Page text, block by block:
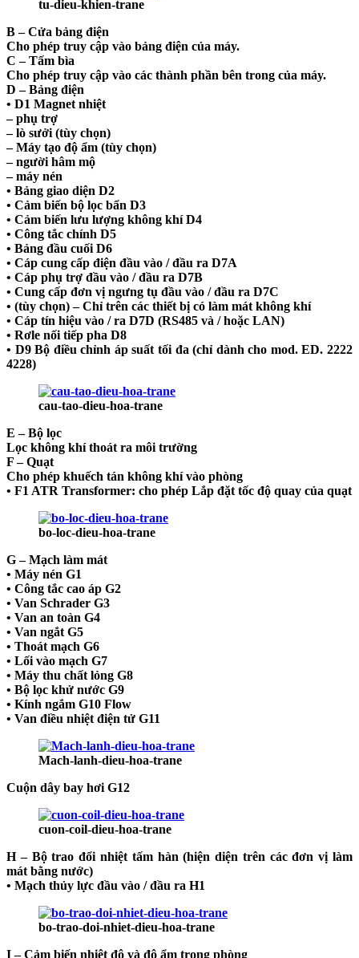
tu-dieu-khien-trane
B – Cửa bảng điện
Cho phép truy cập vào bảng điện của máy.
C – Tấm bìa
Cho phép truy cập vào các thành phần bên trong của máy.
D – Bảng điện
• D1 Magnet nhiệt
– phụ trợ
– lò sưởi (tùy chọn)
– Máy tạo độ ẩm (tùy chọn)
– người hâm mộ
– máy nén
• Bảng giao diện D2
• Cảm biến bộ lọc bẩn D3
• Cảm biến lưu lượng không khí D4
• Công tắc chính D5
• Bảng đầu cuối D6
• Cáp cung cấp điện đầu vào / đầu ra D7A
• Cáp phụ trợ đầu vào / đầu ra D7B
• Cung cấp đơn vị ngưng tụ đầu vào / đầu ra D7C
• (tùy chọn) – Chỉ trên các thiết bị có làm mát không khí
• Cáp tín hiệu vào / ra D7D (RS485 và / hoặc LAN)
• Rơle nối tiếp pha D8
• D9 Bộ điều chỉnh áp suất tối đa (chỉ dành cho mod. ED. 2222
4228)
cau-tao-dieu-hoa-trane
E – Bộ lọc
Lọc không khí thoát ra môi trường
F – Quạt
Cho phép khuếch tán không khí vào phòng
• F1 ATR Transformer: cho phép Lắp đặt tốc độ quay của quạt
bo-loc-dieu-hoa-trane
G – Mạch làm mát
• Máy nén G1
• Công tắc cao áp G2
• Van Schrader G3
• Van an toàn G4
• Van ngắt G5
• Thoát mạch G6
• Lối vào mạch G7
• Máy thu chất lỏng G8
• Bộ lọc khử nước G9
• Kính ngắm G10 Flow
• Van điều nhiệt điện tử G11
Mach-lanh-dieu-hoa-trane
Cuộn dây bay hơi G12
cuon-coil-dieu-hoa-trane
H – Bộ trao đổi nhiệt tấm hàn (hiện diện trên các đơn vị làm
mát bằng nước)
• Mạch thủy lực đầu vào / đầu ra H1
bo-trao-doi-nhiet-dieu-hoa-trane
I – Cảm biến nhiệt độ và độ ẩm trong phòng